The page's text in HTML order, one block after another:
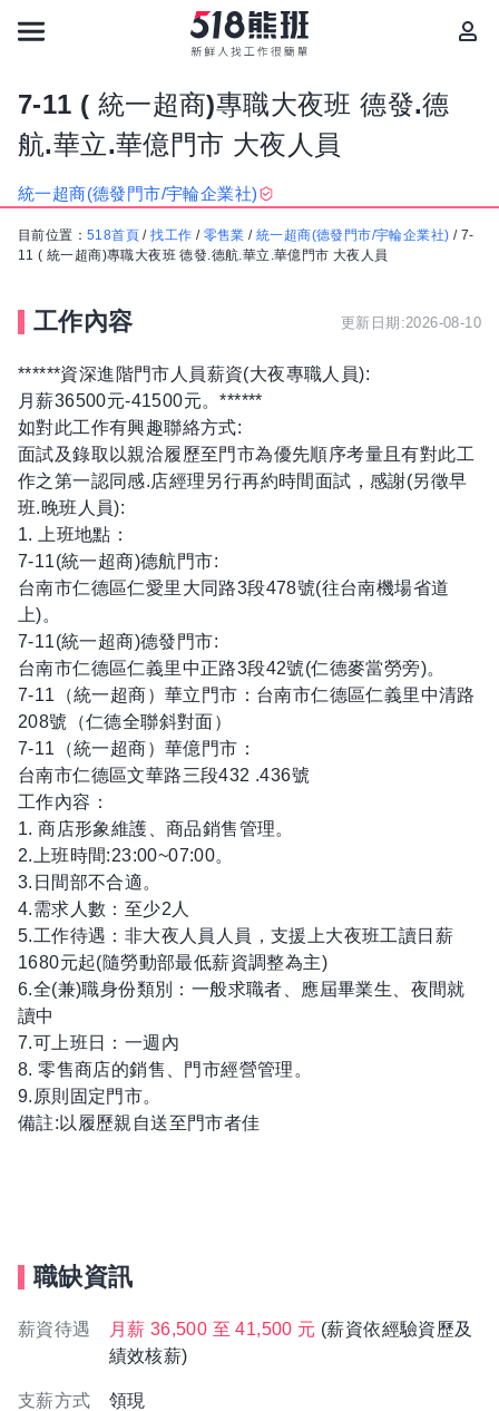
7-11 ( 統一超商)專職大夜班 德發.德
航.華立.華億門市 大夜人員
統一超商(德發門市/宇輪企業社)
目前位置： 518首頁 /找工作 / 零售業 /統一超商(德發門市/宇輪企業社) / 7-
11 ( 統一超商)專職大夜班 德發.德航.華立.華億門市 大夜人員
工作內容 更新日期:2026-08-10
******資深進階門市人員薪資(大夜專職人員):
月薪36500元-41500元。******
如對此工作有興趣聯絡方式:
面試及錄取以親洽履歷至門市為優先順序考量且有對此工
作之第一認同感.店經理另行再約時間面試，感謝(另徵早
班.晚班人員):
1. 上班地點：
7-11(統一超商)德航門市:
台南市仁德區仁愛里大同路3段478號(往台南機場省道
上)。
7-11(統一超商)德發門市:
台南市仁德區仁義里中正路3段42號(仁德麥當勞旁)。
7-11（統一超商）華立門市：台南市仁德區仁義里中清路
208號（仁德全聯斜對面）
7-11（統一超商）華億門市：
台南市仁德區文華路三段432 .436號
工作內容：
1. 商店形象維護、商品銷售管理。
2.上班時間:23:00~07:00。
3.日間部不合適。
4.需求人數：至少2人
5.工作待遇：非大夜人員人員，支援上大夜班工讀日薪
1680元起(隨勞動部最低薪資調整為主)
6.全(兼)職身份類別：一般求職者、應屆畢業生、夜間就
讀中
7.可上班日：一週內
8. 零售商店的銷售、門市經營管理。
9.原則固定門市。
備註:以履歷親自送至門市者佳
職缺資訊
薪資待遇 月薪 36,500 至 41,500 元 (薪資依經驗資歷及
績效核薪)
支薪方式 領現